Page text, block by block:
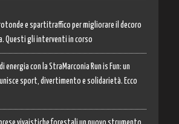
e spartitraffico per migliorare il decoro
Questi gli interventi in corso
energia con la StraMarconia Run is Fun: un
sport, divertimento e solidarietà. Ecco